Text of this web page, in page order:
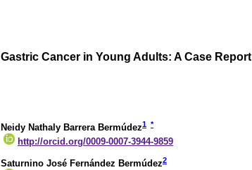
Gastric Cancer in Young Adults: A Case Report
Neidy Nathaly Barrera Bermúdez1 *
http://orcid.org/0009-0007-3944-9859
Saturnino José Fernández Bermúdez2